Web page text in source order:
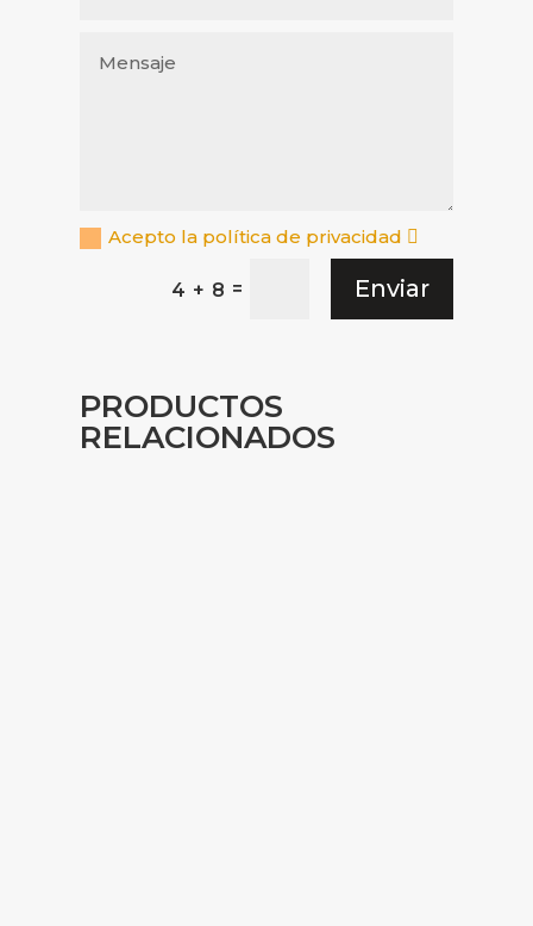
Acepto la política de privacidad
4 + 8 = Enviar
PRODUCTOS
RELACIONADOS